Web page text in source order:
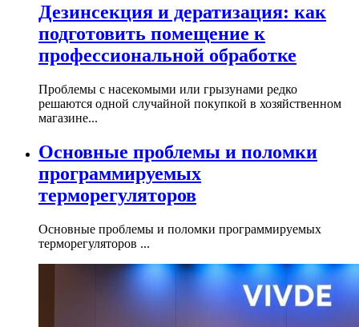
Дезинсекция и дератизация: как
подготовить помещение к
профессиональной обработке
Проблемы с насекомыми или грызунами редко
решаются одной случайной покупкой в хозяйственном
магазине...
Основные проблемы и поломки
программируемых
терморегуляторов
Основные проблемы и поломки программируемых
терморегуляторов ...